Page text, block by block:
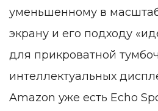
уменьшенному в
экрану и его подходу
для прикроватной
интеллектуальных
Amazon уже есть Echo